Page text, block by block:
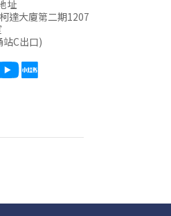
址
達大廈第二期1207
C出口)